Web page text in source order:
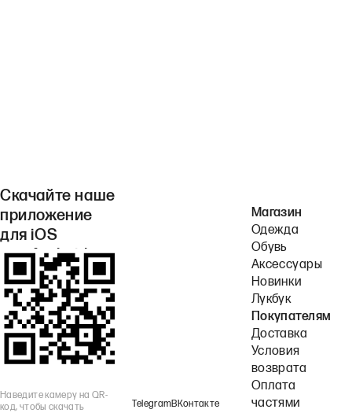
Скачайте наше
приложение
для iOS
или Android.
Наведите камеру на QR-
код, чтобы скачать
TelegramВКонтакте
Магазин
Одежда
Обувь
Аксессуары
Новинки
Лукбук
Покупателям
Доставка
Условия
возврата
Оплата
частями